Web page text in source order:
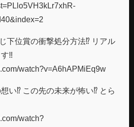
下位賞の衝撃処分方法⁉︎ リアル
‼︎
watch?v=A6hAPMiEq9w
い⁉︎ この先の未来が怖い⁉︎ とら
watch?